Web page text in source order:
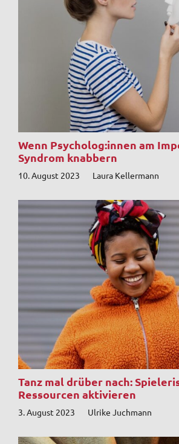
Wenn Psycholog:innen am
Syndrom knabbern
10. August 2023 Laura Kellermann
Tanz mal drüber nach:
Ressourcen aktivieren
3. August 2023 Ulrike Juchmann